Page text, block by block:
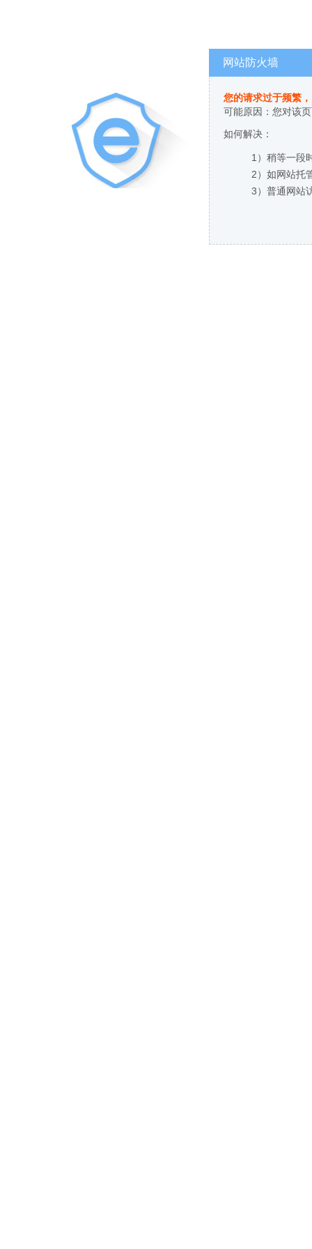
网站防火墙
您的请求过于频繁
可能原因：您对该
如何解决：
1）稍等一段
2）如网站托
3）普通网站